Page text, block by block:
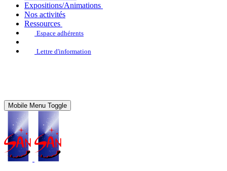
Expositions/Animations
Nos activités
Ressources
Espace adhérents
Lettre d'information
Mobile Menu Toggle